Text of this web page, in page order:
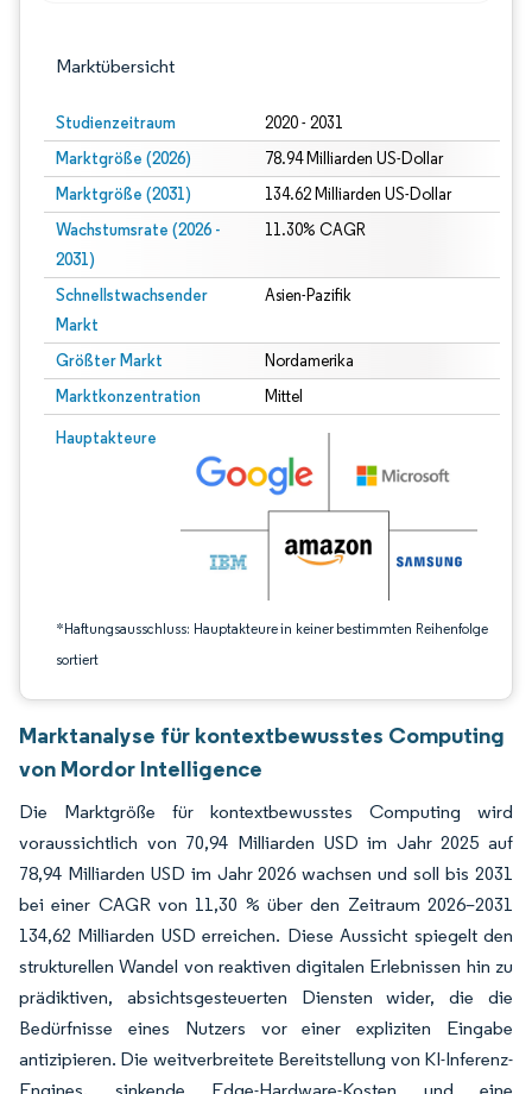
Marktübersicht
Studienzeitraum 2020 - 2031
Marktgröße (2026) 78.94 Milliarden US-Dollar
Marktgröße (2031) 134.62 Milliarden US-Dollar
Wachstumsrate (2026 -
2031)
11.30% CAGR
Schnellstwachsender
Markt
Asien-Pazifik
Größter Markt Nordamerika
Marktkonzentration Mittel
Hauptakteure
*Haftungsausschluss: Hauptakteure in keiner bestimmten Reihenfolge
sortiert
Bild © Mordor Intelligence. Wiederverwendung erfordert Namensnennung
Marktanalyse für kontextbewusstes Computing
von Mordor Intelligence
Die Marktgröße für kontextbewusstes Computing wird
voraussichtlich von 70,94 Milliarden USD im Jahr 2025 auf
78,94 Milliarden USD im Jahr 2026 wachsen und soll bis 2031
bei einer CAGR von 11,30 % über den Zeitraum 2026–2031
134,62 Milliarden USD erreichen. Diese Aussicht spiegelt den
strukturellen Wandel von reaktiven digitalen Erlebnissen hin zu
prädiktiven, absichtsgesteuerten Diensten wider, die die
Bedürfnisse eines Nutzers vor einer expliziten Eingabe
antizipieren. Die weitverbreitete Bereitstellung von KI-Inferenz-